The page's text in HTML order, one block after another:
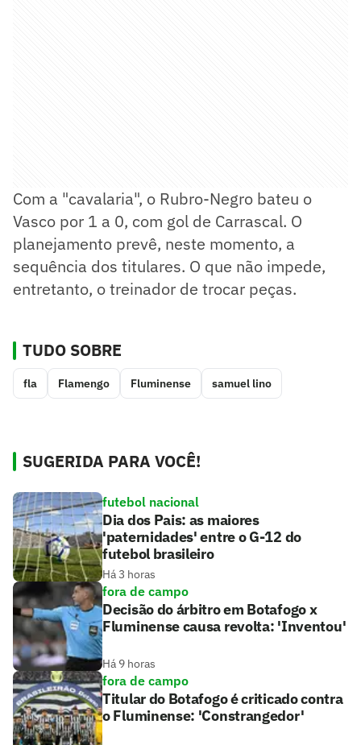
Com a "cavalaria", o Rubro-Negro bateu o
Vasco por 1 a 0, com gol de Carrascal. O
planejamento prevê, neste momento, a
sequência dos titulares. O que não impede,
entretanto, o treinador de trocar peças.
TUDO SOBRE
fla Flamengo Fluminense samuel lino
SUGERIDA PARA VOCÊ!
futebol nacional
Dia dos Pais: as maiores
'paternidades' entre o G-12 do
futebol brasileiro
Há 3 horas
fora de campo
Decisão do árbitro em Botafogo x
Fluminense causa revolta: 'Inventou'
Há 9 horas
fora de campo
Titular do Botafogo é criticado contra
o Fluminense: 'Constrangedor'